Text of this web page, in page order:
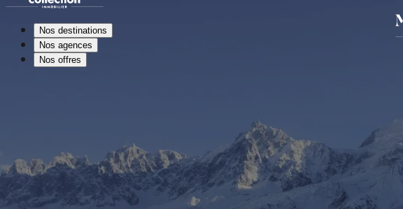
Nos destinations
Nos agences
Nos offres